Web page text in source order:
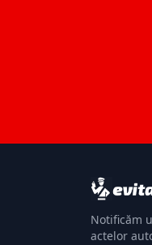
Notificăm
actelor